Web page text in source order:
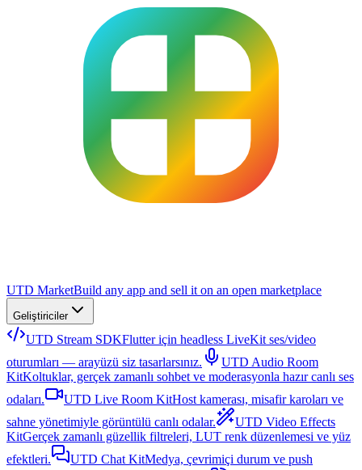
UTD MarketBuild any app and sell it on an open marketplace
Geliştiriciler
UTD Stream SDKFlutter için headless LiveKit ses/video
oturumları — arayüzü siz tasarlarsınız.
UTD Audio Room
KitKoltuklar, gerçek zamanlı sohbet ve moderasyonla hazır canlı ses
odaları.
UTD Live Room KitHost kamerası, misafir karoları ve
sahne yönetimiyle görüntülü canlı odalar.
UTD Video Effects
KitGerçek zamanlı güzellik filtreleri, LUT renk düzenlemesi ve yüz
efektleri.
UTD Chat KitMedya, çevrimiçi durum ve push